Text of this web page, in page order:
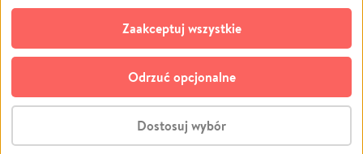
Stwórz zbiórkę - za darmo
Pogrzeb
Społeczność lokalna
Kultura
Impreza
Ochrona środowiska
Biznes
© CROWDING SP. Z O.O.
opcjonalnych plików cookie
technologii do celów analitycznych i retargetingowych. Możesz wyrazić
zgodę na ich stosowanie lub jej odmówić. W dowolnym momencie masz
możliwość zmiany swoich preferencji na stronie „Zarządzaj zgodami cookie”,
do której link znajdziesz w stopce serwisu Pomagam.pl. Opcjonalne pliki
cookie wykorzystywane są w następujących celach:
działanie serwisu Pomagam.pl. Dzięki nim możemy zrozumieć, jak
użytkownicy korzystają z naszego serwisu – skąd trafiają do serwisu, jak
Dostosuj wybór
Odrzuć opcjonalne
Zaakceptuj wszystkie